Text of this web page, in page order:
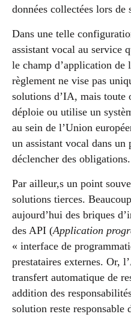
données collectées lors
Dans une telle
assistant vocal au service
le champ d’application
règlement ne vise pas
solutions d’IA, mais toute
déploie ou utilise un
au sein de l’Union
un assistant vocal dans
déclencher des obligations.
Par ailleur,s un point
solutions tierces.
aujourd’hui des briques
des API (Application
« interface de
prestataires externes. Or,
transfert automatique de
addition des
solution reste